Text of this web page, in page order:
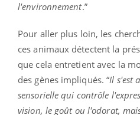
l'environnement.”
Pour aller plus loin, les
ces animaux détectent la
que cela entretient avec la
des gènes impliqués. “Il s'est
sensorielle qui contrôle
vision, le goût ou l'odorat,